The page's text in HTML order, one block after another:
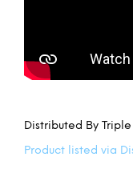
Distributed By
Product listed via